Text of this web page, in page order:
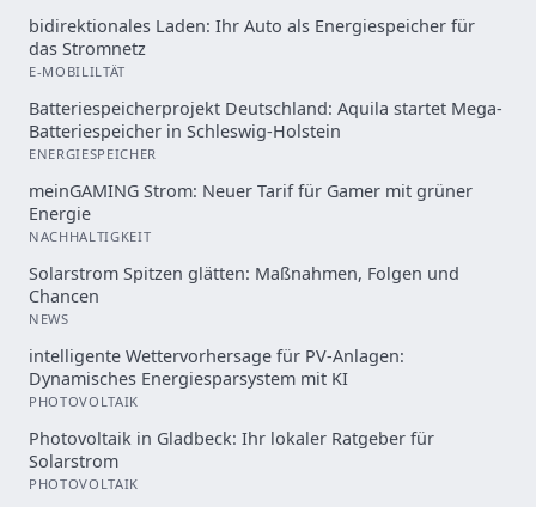
bidirektionales Laden: Ihr Auto als Energiespeicher für
das Stromnetz
E-MOBILILTÄT
Batteriespeicherprojekt Deutschland: Aquila startet Mega-
Batteriespeicher in Schleswig-Holstein
ENERGIESPEICHER
meinGAMING Strom: Neuer Tarif für Gamer mit grüner
Energie
NACHHALTIGKEIT
Solarstrom Spitzen glätten: Maßnahmen, Folgen und
Chancen
NEWS
intelligente Wettervorhersage für PV-Anlagen:
Dynamisches Energiesparsystem mit KI
PHOTOVOLTAIK
Photovoltaik in Gladbeck: Ihr lokaler Ratgeber für
Solarstrom
PHOTOVOLTAIK